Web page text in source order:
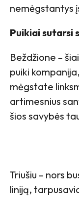
nemėgstantys
Puikiai sutarsi
Beždžione –
puiki
mėgstate
artimesnius
šios savybės
Triušiu – nors
liniją,